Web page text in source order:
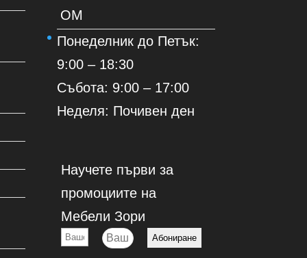
OM
Понеделник до Петък:
9:00 – 18:30
Събота: 9:00 – 17:00
Неделя: Почивен ден
Научете първи за
промоциите на
Мебели Зори